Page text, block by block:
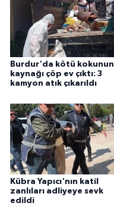
Burdur'da kötü kokunun
kaynağı çöp ev çıktı: 3
kamyon atık çıkarıldı
Kübra Yapıcı'nın katil
zanlıları adliyeye sevk
edildi